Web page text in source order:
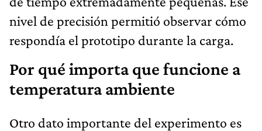
nivel de precisión permitió observar cómo
respondía el prototipo durante la carga.
Por qué importa que funcione a
temperatura ambiente
Otro dato importante del experimento es